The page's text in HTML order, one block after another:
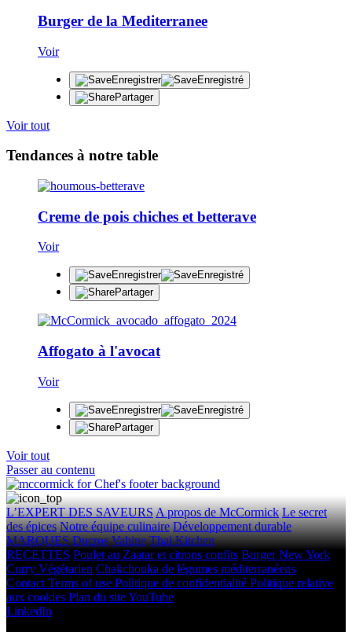
Burger de la Mediterranee
Voir
Enregistrer
Enregistré
Partager
Voir tout
Tendances à notre table
Creme de pois chiches et betterave
Voir
Enregistrer
Enregistré
Partager
Affogato à l'avocat
Voir
Enregistrer
Enregistré
Partager
Voir tout
Passer au contenu
L’EXPERT DES SAVEURSA propos de McCormick Le secret
des épices Notre équipe culinaire Développement durable
MARQUES Ducros Vahine Thai Kitchen
RECETTES Poulet au Zaatar et citrons confits Burger New York
Curry Végétarien Chakchouka de légumes méditerranéens
Contact Terms of use Politique de confidentialité Politique relative
aux cookies Plan du siteYouTube
LinkedIn